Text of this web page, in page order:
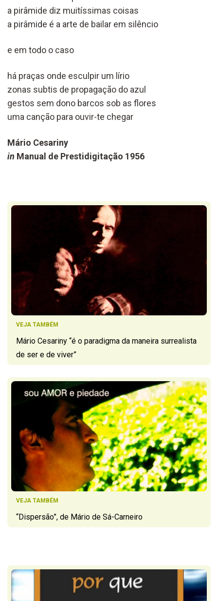
a pirâmide diz muitíssimas coisas
a pirâmide é a arte de bailar em silêncio
e em todo o caso
há praças onde esculpir um lírio
zonas subtis de propagação do azul
gestos sem dono barcos sob as flores
uma canção para ouvir-te chegar
Mário Cesariny
in Manual de Prestidigitação 1956
VEJA TAMBÉM
Mário Cesariny “é o paradigma da maneira surrealista
de ser e de viver”
VEJA TAMBÉM
“Dispersão”, de Mário de Sá-Carneiro